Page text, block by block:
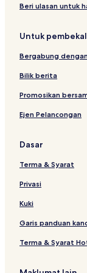
y
g
m
s
r
a
e
le
t
a
l
Beri ulasan untuk
Untuk
Bergabung
Bilik berita
Promosikan
Ejen Pelancongan
Dasar
Terma & Syarat
Privasi
Kuki
Garis panduan
Terma & Syarat